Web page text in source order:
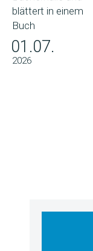
01.07.
2026